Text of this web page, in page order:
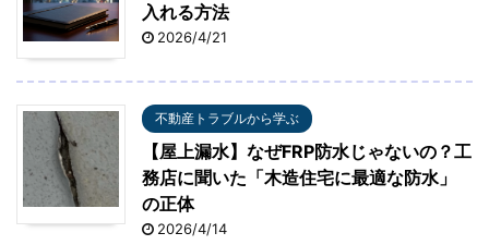
入れる方法
2026/4/21
不動産トラブルから学ぶ
【屋上漏水】なぜFRP防水じゃないの？工
務店に聞いた「木造住宅に最適な防水」
の正体
2026/4/14